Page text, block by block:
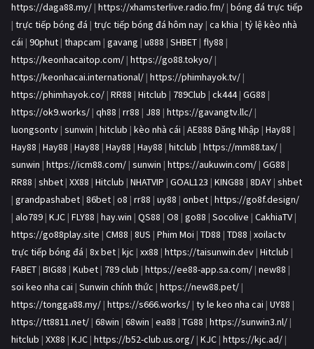
https://daga88.my/ | https://xhamsterlive.radio.fm/ | bóng đá trực tiếp
| trực tiếp bóng đá | trực tiếp bóng đá hôm nay | ca khia | tỷ lệ kèo nhà
cái | 90phut | thapcam | gavang | u888 | SHBET | fly88 |
https://keonhacaitop.com/ | https://go88.tokyo/ |
https://keonhacai.international/ | https://phimhayok.tv/ |
https://phimhayok.co/ | RR88 | Hitclub | 789Club | ck444| GG88 |
https://ok9.works/ | qh88 | rr88 | J88 | https://gavangtv.llc/ |
luongsontv | sunwin | hitclub | kèo nhà cái | AE888 Đăng Nhập | Hay88 |
Hay88 | Hay88 | Hay88 | Hay88 | Hay88 | hitclub | https://mm88.tax/ |
sunwin | https://icm88.com/ | sunwin | https://aukuwin.com/ | GG88 |
RR88 | shbet | XX88 | Hitclub | NHATVIP | GOAL123 | KING88 | 8DAY | shbet
| grandpashabet | 86bet | o8 | rr88 | uy88 | onbet | https://go8f.design/
| alo789 | KJC | FLY88 | hay.win | QS88 | O8 | go88 | Socolive | CakhiaTV |
https://go88play.site | CM88 | 8US | Phim Moi | TD88 | TD88 | xoilactv
trực tiếp bóng đá | 8x bet | kjc | xx88 | https://taisunwin.dev | Hitclub |
FABET | BIG88 | Kubet | 789 club | https://ee88-app.sa.com/ | new88 |
soi keo nha cai | Sunwin chính thức | https://new88.pet/ |
https://tongga88.my/ | https://s666.works/ | ty le keo nha cai | UY88 |
https://tt8811.net/ | 68win | 68win | ea88 | TG88 | https://sunwin3.nl/ |
hitclub | XX88 | KJC | https://b52-club.us.org/ | KJC | https://kjc.ad/ |